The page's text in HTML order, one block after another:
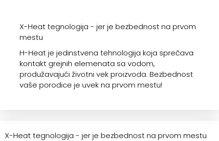
X-Heat tegnologija - jer je bezbednost na prvom
mestu
H-Heat je jedinstvena tehnologija koja sprečava
kontakt grejnih elemenata sa vodom,
produžavajući životni vek proizvoda. Bezbednost
vaše porodice je uvek na prvom mestu!
X-Heat tegnologija - jer je bezbednost na prvom mestu